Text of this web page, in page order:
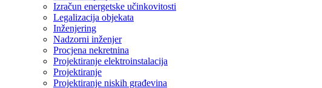
Izračun energetske učinkovitosti
Legalizacija objekata
Inženjering
Nadzorni inženjer
Procjena nekretnina
Projektiranje elektroinstalacija
Projektiranje
Projektiranje niskih građevina